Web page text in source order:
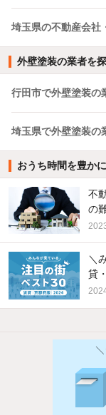
埼玉県の不動産会社
外壁塗装の業者を
行田市で外壁塗装の
埼玉県で外壁塗装の
おうち時間を豊か
不
の
＼
貸
他の人はこんな条
バス・トイレ別